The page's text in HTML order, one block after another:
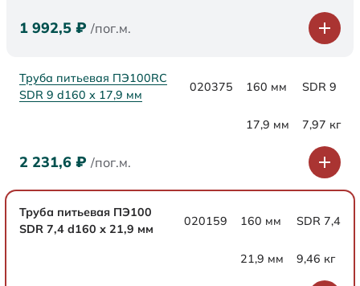
1 992,5 ₽ /пог.м.
Труба питьевая ПЭ100RC
SDR 9 d160 х 17,9 мм
020375 160 мм SDR 9
17,9 мм 7,97 кг
2 231,6 ₽ /пог.м.
Труба питьевая ПЭ100
SDR 7,4 d160 х 21,9 мм
020159 160 мм SDR 7,4
21,9 мм 9,46 кг